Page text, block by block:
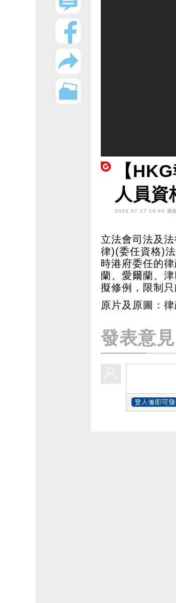
【
人員資
2024.07.17 18:45 視
立法會司法及
律)(委任資格)
時港府委任的
蘭、愛爾蘭、
擬修例，限制
原片及原圖：
發表意見